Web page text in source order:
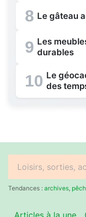
8 Le gâteau
9 Les
durables
10 Le
des
Rechercher
:Tendances : archives
Articles à la une